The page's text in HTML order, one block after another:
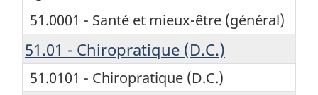
51.0001 - Santé et mieux-être (général)
51.01 - Chiropratique (D.C.)
51.0101 - Chiropratique (D.C.)